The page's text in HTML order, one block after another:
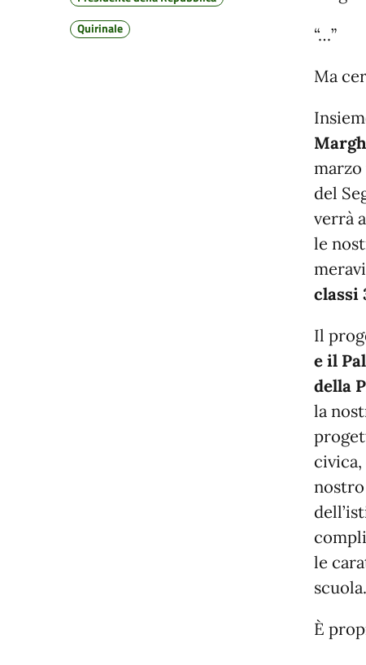
“…”
Ma
del
verrà
le
classi
Il
e il
della
la
civica,
nostro
le
scuola.
È
Quirinale